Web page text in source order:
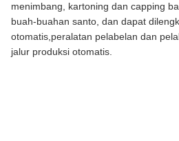
menimbang, kartoning dan capping
buah-buahan santo, dan dapat
otomatis,peralatan pelabelan dan
jalur produksi otomatis.